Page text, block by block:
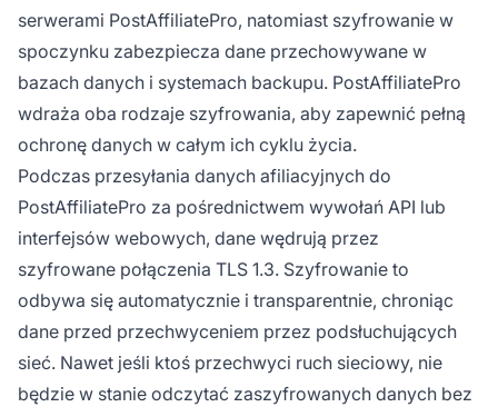
serwerami PostAffiliatePro, natomiast szyfrowanie w
spoczynku zabezpiecza dane przechowywane w
bazach danych i systemach backupu. PostAffiliatePro
wdraża oba rodzaje szyfrowania, aby zapewnić pełną
ochronę danych w całym ich cyklu życia.
Podczas przesyłania danych afiliacyjnych do
PostAffiliatePro za pośrednictwem wywołań API lub
interfejsów webowych, dane wędrują przez
szyfrowane połączenia TLS 1.3. Szyfrowanie to
odbywa się automatycznie i transparentnie, chroniąc
dane przed przechwyceniem przez podsłuchujących
sieć. Nawet jeśli ktoś przechwyci ruch sieciowy, nie
będzie w stanie odczytać zaszyfrowanych danych bez